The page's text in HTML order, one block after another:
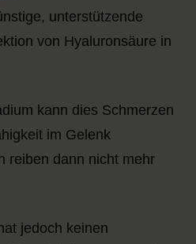
unterstützende
von Hyaluronsäure in
kann dies Schmerzen
im Gelenk
reiben dann nicht mehr
jedoch keinen